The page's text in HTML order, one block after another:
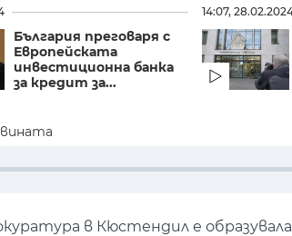
България преговаря с
Европейската
инвестиционна банка
за кредит за...
14:07,
в Кюстендил е